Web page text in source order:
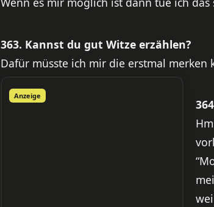
363. Kannst du gut Witze erzählen?
Dafür müsste ich mir die erstmal merken
Anzeige